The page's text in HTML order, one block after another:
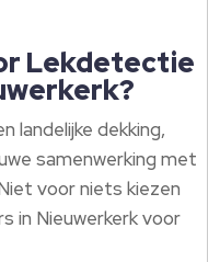
Lekdetectie
landelijke dekking,
samenwerking met
voor niets kiezen
in Nieuwerkerk voor